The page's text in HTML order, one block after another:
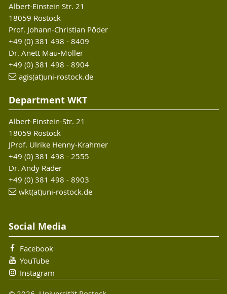
Albert-Einstein Str. 21
18059 Rostock
Prof. Johann-Christian Põder
+49 (0) 381 498 - 8409
Dr. Anett Mau-Möller
+49 (0) 381 498 - 8904
agis(at)uni-rostock.de
Department WKT
Albert-Einstein-Str. 21
18059 Rostock
JProf. Ulrike Henny-Krahmer
+49 (0) 381 498 - 2555
Dr. Andy Räder
+49 (0) 381 498 - 8903
wkt(at)uni-rostock.de
Social Media
Facebook
YouTube
Instagram